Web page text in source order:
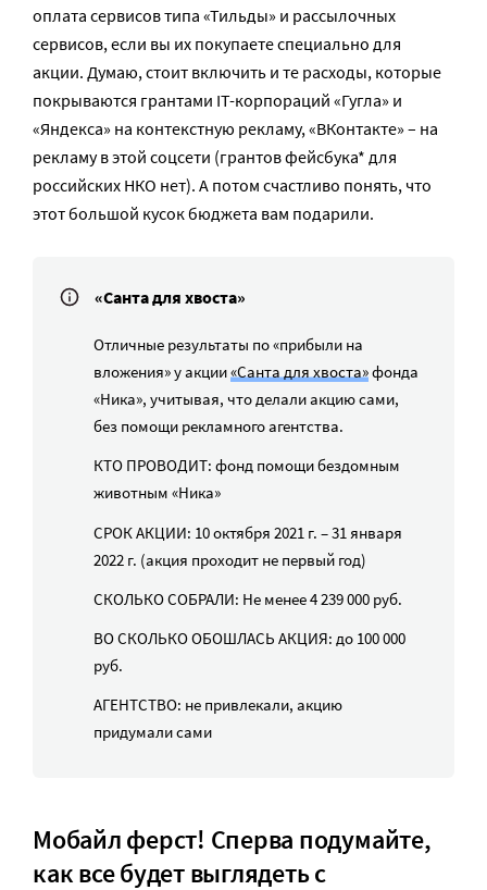
оплата сервисов типа «Тильды» и рассылочных
сервисов, если вы их покупаете специально для
акции. Думаю, стоит включить и те расходы, которые
покрываются грантами IT-корпораций «Гугла» и
«Яндекса» на контекстную рекламу, «ВКонтакте» – на
рекламу в этой соцсети (грантов фейсбука* для
российских НКО нет). А потом счастливо понять, что
этот большой кусок бюджета вам подарили.
«Санта для хвоста»
Отличные результаты по «прибыли на
вложения» у акции«Санта для хвоста»фонда
«Ника», учитывая, что делали акцию сами,
без помощи рекламного агентства.
КТО ПРОВОДИТ: фонд помощи бездомным
животным «Ника»
СРОК АКЦИИ: 10 октября 2021 г. – 31 января
2022 г. (акция проходит не первый год)
СКОЛЬКО СОБРАЛИ: Не менее 4 239 000 руб.
ВО СКОЛЬКО ОБОШЛАСЬ АКЦИЯ: до 100 000
руб.
АГЕНТСТВО: не привлекали, акцию
придумали сами
Мобайл ферст! Сперва подумайте,
как все будет выглядеть с